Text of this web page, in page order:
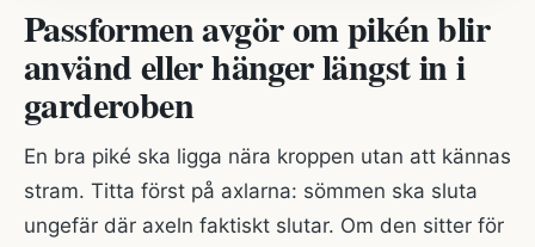
Passformen avgör om pikén blir
använd eller hänger längst in i
garderoben
En bra piké ska ligga nära kroppen utan att kännas
stram. Titta först på axlarna: sömmen ska sluta
ungefär där axeln faktiskt slutar. Om den sitter för